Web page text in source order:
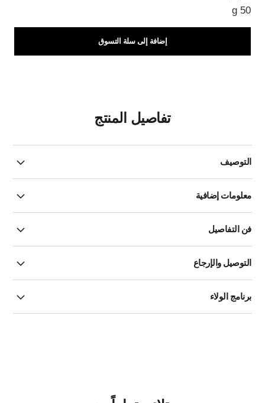
50 g
إضافة إلى سلة التسوق
تفاصيل المنتج
التوصيف
معلومات إضافية
فن التفاصيل
التوصيل والإرجاع
برنامج الولاء